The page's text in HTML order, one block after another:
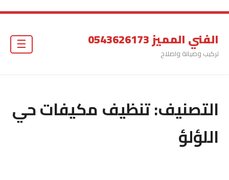
الفني المميز 0543626173
تركيب وصيانة واصلاح
التصنيف:تنظيف مكيفات حي
اللؤلؤ